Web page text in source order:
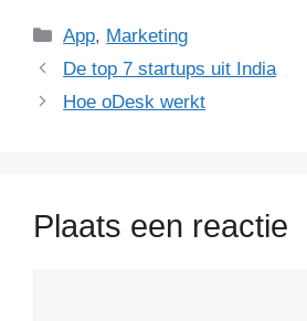
Categorieën
App, Marketing
De top 7 startups uit India
Hoe oDesk werkt
Plaats een reactie